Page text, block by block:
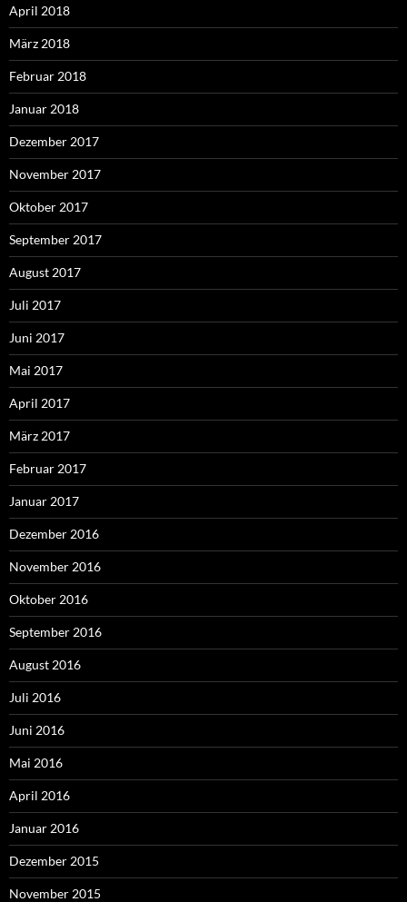
April 2018
März 2018
Februar 2018
Januar 2018
Dezember 2017
November 2017
Oktober 2017
September 2017
August 2017
Juli 2017
Juni 2017
Mai 2017
April 2017
März 2017
Februar 2017
Januar 2017
Dezember 2016
November 2016
Oktober 2016
September 2016
August 2016
Juli 2016
Juni 2016
Mai 2016
April 2016
Januar 2016
Dezember 2015
November 2015